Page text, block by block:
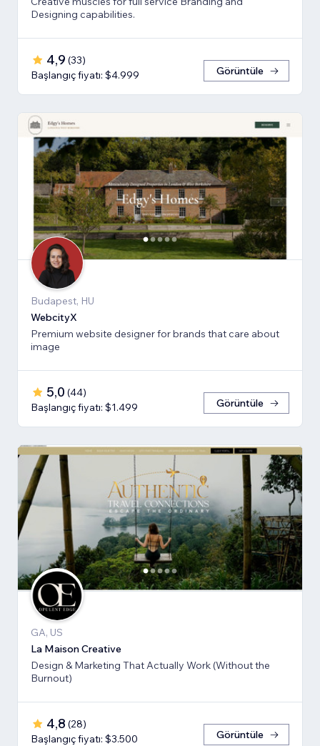
Designing capabilities.
4,9 (33)
Başlangıç fiyatı: $4.999
Görüntüle
Budapest, HU
WebcityX
Premium website designer for brands that care about
image
5,0 (44)
Başlangıç fiyatı: $1.499
Görüntüle
GA, US
La Maison Creative
Design & Marketing That Actually Work (Without the
Burnout)
4,8 (28)
Başlangıç fiyatı: $3.500
Görüntüle